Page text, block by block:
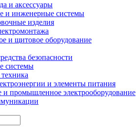
и аксессуары
и инженерные системы
изделия
и щитовое оборудование
безопасности
системы
и элементы питания
и промышленное электрооборудование